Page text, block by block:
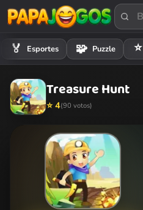
🏅 Esportes 🧩 Puzzle ⭐
Treasure Hunt
⭐ 4(90 votos)